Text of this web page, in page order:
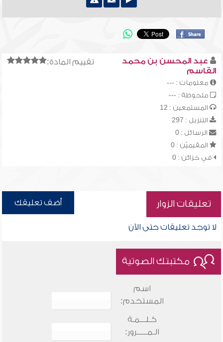
تقييم المادة:
عبد المحسن بن محمد
القاسم
معلومات : ---
ملحوظة : ---
المستمعين : 12
التنزيل : 297
الرسائل : 0
المقيميّن : 0
في خزائن : 0
تعليقات الزوار أضف تعليقك
لا توجد تعليقات حتى الآن
مكتبتك الصوتية
اسم
المستخدم:
كـلـــمـة
الـمـــــرور: